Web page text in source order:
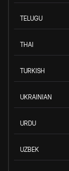
TELUGU
THAI
TURKISH
UKRAINIAN
URDU
UZBEK